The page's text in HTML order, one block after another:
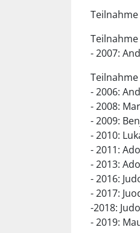
Teilnahme
- 2007:
- 2006:
- 2008:
- 2009:
- 2010:
- 2011:
- 2013:
- 2016:
- 2017:
-2018:
- 2019: